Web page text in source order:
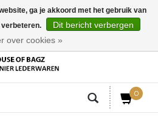
0
ga je akkoord met het gebruik van
Dit bericht verbergen
over cookies »